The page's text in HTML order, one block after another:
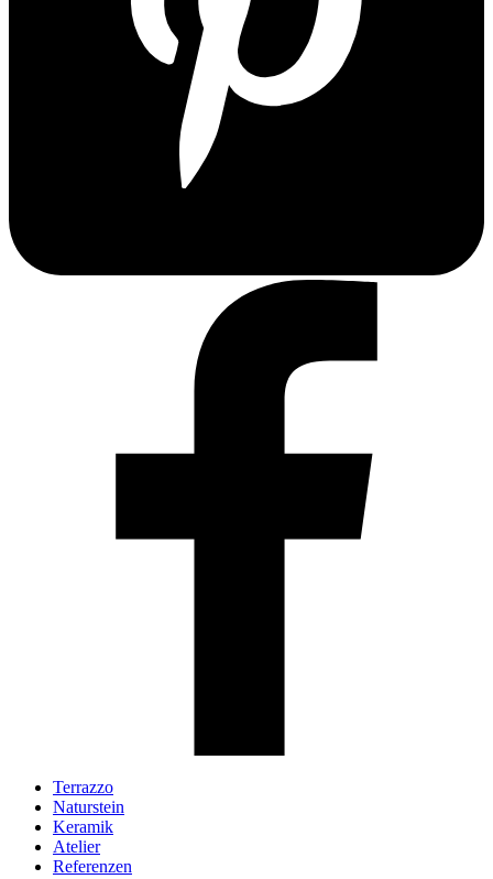
Footer
Menu
Terrazzo
Naturstein
Keramik
Atelier
Referenzen